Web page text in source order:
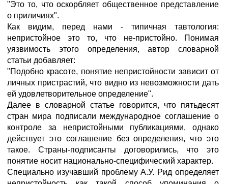
"Это то, что оскорбляет общественное представление
о приличиях".
Как видим, перед нами - типичная тавтология:
непристойное это то, что не-пристойно. Понимая
уязвимость этого определения, автор словарной
статьи добавляет:
"Подобно красоте, понятие непристойности зависит от
личных пристрастий, что видно из невозможности дать
ей удовлетворительное определение".
Далее в словарной статье говорится, что пятьдесят
стран мира подписали международное соглашение о
контроле за непристойными публикациями, однако
действует это соглашение без определения, что это
такое. Страны-подписанты договорились, что это
понятие носит национально-специфический характер.
Специально изучавший проблему А.У. Рид определяет